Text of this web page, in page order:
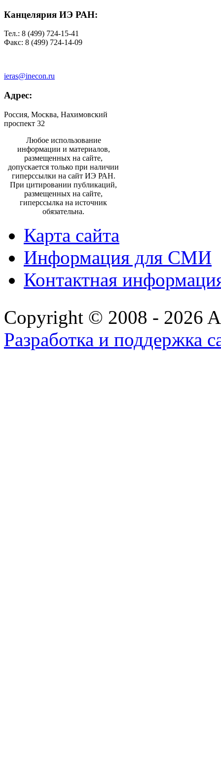
Канцелярия ИЭ РАН:
Тел.: 8 (499) 724-15-41
Факс: 8 (499) 724-14-09
ieras@inecon.ru
Адрес:
Россия, Москва, Нахимовский
проспект 32
Любое использование
информации и материалов,
размещенных на сайте,
допускается только при наличии
гиперссылки на сайт ИЭ РАН.
При цитировании публикаций,
размещенных на сайте,
гиперссылка на источник
обязательна.
Карта сайта
Информация для СМИ
Контактная
Copyright © 2008 - 2026
Разработка и поддержка